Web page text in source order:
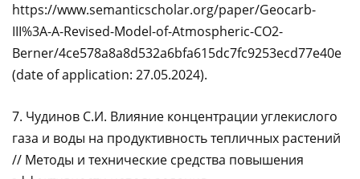
https://www.semanticscholar.org/paper/Geocarb-
III%3A-A-Revised-Model-of-Atmospheric-CO2-
Berner/4ce578a8a8d532a6bfa615dc7fc9253ecd77e40e
(date of application: 27.05.2024).
7. Чудинов С.И. Влияние концентрации углекислого
газа и воды на продуктивность тепличных растений
// Методы и технические средства повышения